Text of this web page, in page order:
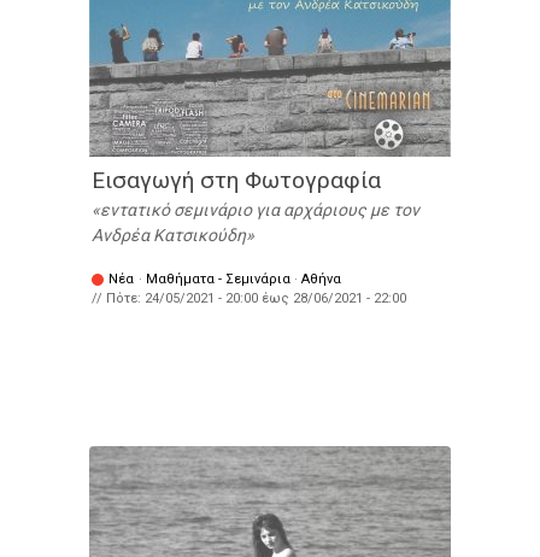
Εισαγωγή στη Φωτογραφία
εντατικό σεμινάριο για αρχάριους με τον
Ανδρέα Κατσικούδη
Νέα · Μαθήματα - Σεμινάρια · Αθήνα
// Πότε: 24/05/2021 - 20:00 έως 28/06/2021 - 22:00